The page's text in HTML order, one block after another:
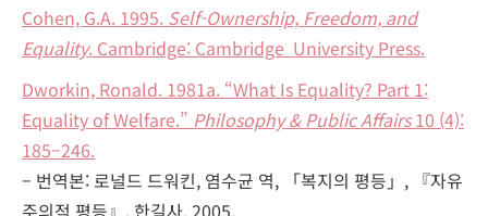
Cohen, G.A. 1995. Self-Ownership, Freedom, and
Equality. Cambridge: Cambridge University Press.
Dworkin, Ronald. 1981a. “What Is Equality? Part 1:
Equality of Welfare.” Philosophy & Public Affairs10 (4):
185–246.
– 번역본: 로널드 드워킨, 염수균 역, 「복지의 평등」, 『자유
주의적 평등』, 한길사, 2005.